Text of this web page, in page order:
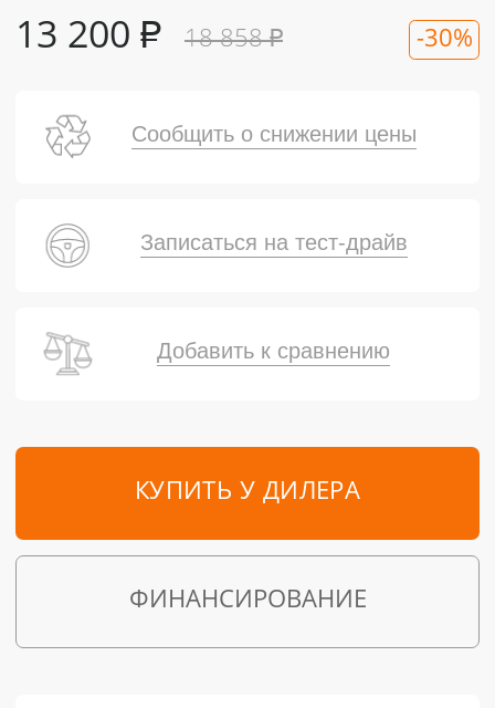
18 858₽ -30%
13 200 ₽
КУПИТЬ У ДИЛЕРА
Добавить к сравнению
ФИНАНСИРОВАНИЕ
Сообщить о снижении цены
Записаться на тест-драйв